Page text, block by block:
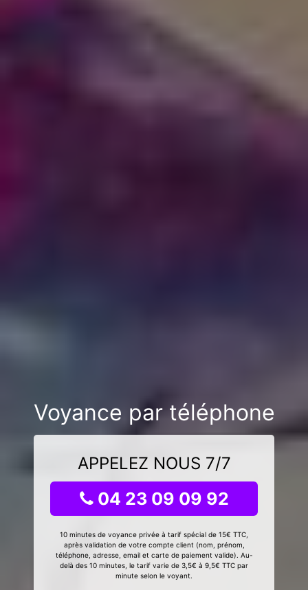
Voyance par téléphone
APPELEZ NOUS 7/7
04 23 09 09 92
10 minutes de voyance privée à tarif spécial de 15€ TTC,
après validation de votre compte client (nom, prénom,
téléphone, adresse, email et carte de paiement valide). Au-
delà des 10 minutes, le tarif varie de 3,5€ à 9,5€ TTC par
minute selon le voyant.